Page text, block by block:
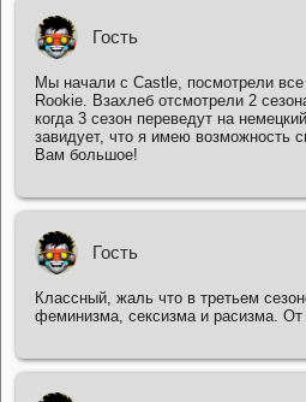
Гость
Мы начали с Саstle, посмотрели все
Rookie. Взахлеб отсмотрели 2
когда 3 сезон переведут на
завидует, что я имею возможность
Вам большое!
Гость
Классный, жаль что в третьем
феминизма, сексизма и расизма. От